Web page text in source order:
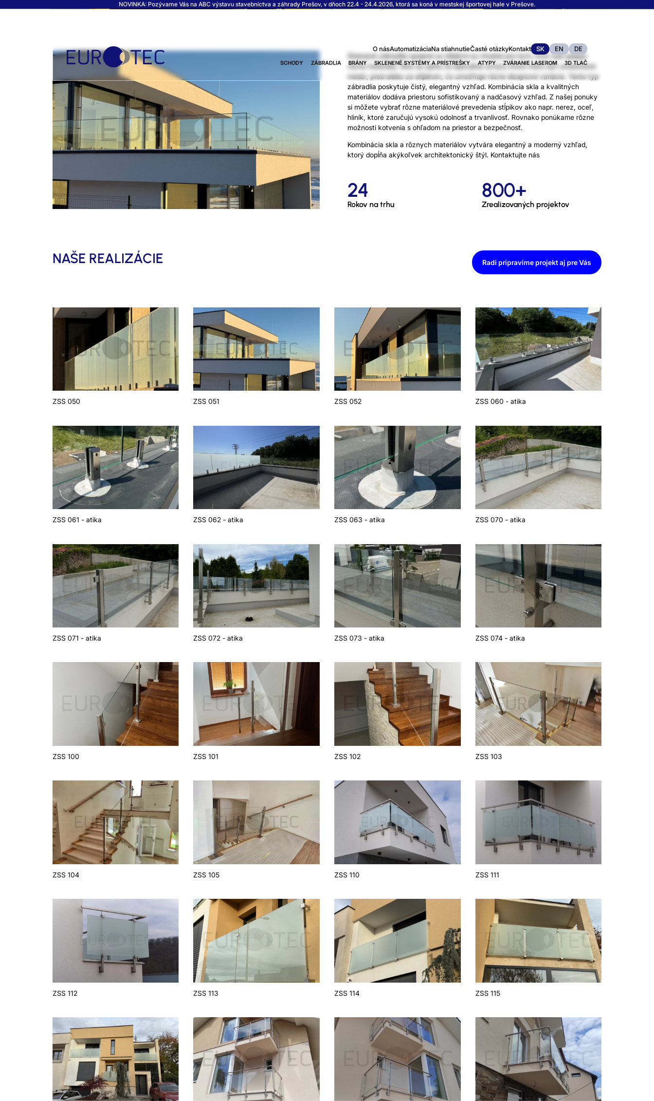
NOVINKA: Pozývame Vás na ABC výstavu stavebníctva a záhrady Prešov, v dňoch 22.4 - 24.4.2026, ktorá sa koná v mestskej športovej hale v Prešove.
O násAutomatizáciaNa stiahnutieČasté otázkyKontakt SK EN DE
SCHODY ZÁBRADLIA BRÁNY SKLENENÉ SYSTÉMY A PRÍSTREŠKY ATYPY ZVÁRANIE LASEROM 3D TLAČ
SKLENENÉ ZÁBRADLIA - STĹPIKOVÉ
Sklenené zábradlia spojené so stĺpikmi sú vhodné pre tých, ktorí radi spájajú
rôzne materiály. Sklo sa upína na špeciálne úchyty ktoré môžu byť umiestnené
medzi, pred alebo za stĺpikom, čo umožňuje rôzne dizajnové variácie. Tento typ
zábradlia poskytuje čistý, elegantný vzhľad. Kombinácia skla a kvalitných
materiálov dodáva priestoru sofistikovaný a nadčasový vzhľad. Z našej ponuky
si môžete vybrať rôzne materiálové prevedenia stĺpikov ako napr. nerez, oceľ,
hliník, ktoré zaručujú vysokú odolnosť a trvanlivosť. Rovnako ponúkame rôzne
možnosti kotvenia s ohľadom na priestor a bezpečnosť.
Kombinácia skla a rôznych materiálov vytvára elegantný a moderný vzhľad,
ktorý dopĺňa akýkoľvek architektonický štýl. Kontaktujte nás
24
Rokov na trhu
800+
Zrealizovaných projektov
NAŠE REALIZÁCIE Radi pripravíme projekt aj pre Vás
ZSS 050 ZSS 051 ZSS 052 ZSS 060 - atika
ZSS 061 - atika ZSS 062 - atika ZSS 063 - atika ZSS 070 - atika
ZSS 071 - atika ZSS 072 - atika ZSS 073 - atika ZSS 074 - atika
ZSS 100 ZSS 101 ZSS 102 ZSS 103
ZSS 104 ZSS 105 ZSS 110 ZSS 111
ZSS 112 ZSS 113 ZSS 114 ZSS 115